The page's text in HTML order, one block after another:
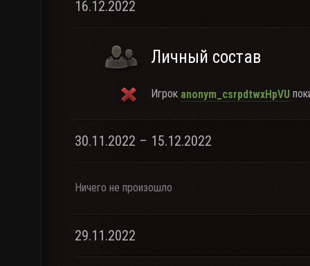
16.12.2022
Личный состав
Игрок anonym_csrpdtwxHpVU
30.11.2022 – 15.12.2022
Ничего не произошло
29.11.2022